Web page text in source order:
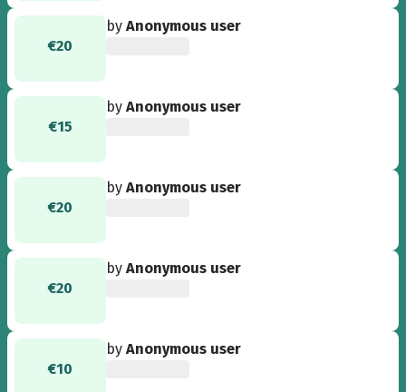
€20
byAnonymous user
€15
byAnonymous user
€20
byAnonymous user
€20
byAnonymous user
€10
byAnonymous user